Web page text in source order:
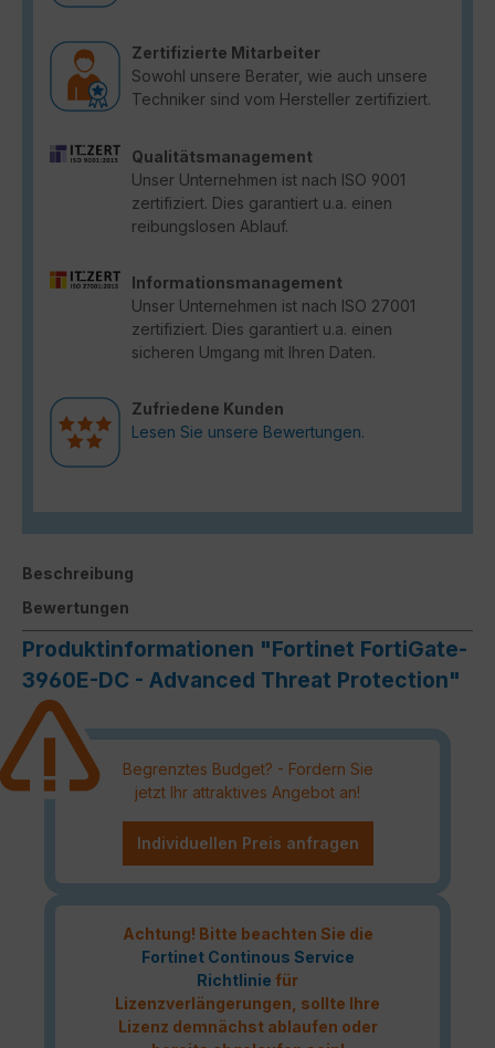
Zertifizierte Mitarbeiter
Sowohl unsere Berater, wie auch unsere
Techniker sind vom Hersteller zertifiziert.
Qualitätsmanagement
Unser Unternehmen ist nach ISO 9001
zertifiziert. Dies garantiert u.a. einen
reibungslosen Ablauf.
Informationsmanagement
Unser Unternehmen ist nach ISO 27001
zertifiziert. Dies garantiert u.a. einen
sicheren Umgang mit Ihren Daten.
Zufriedene Kunden
Lesen Sie unsere Bewertungen.
Beschreibung
Bewertungen
Produktinformationen "Fortinet FortiGate-
3960E-DC - Advanced Threat Protection"
Begrenztes Budget? - Fordern Sie
jetzt Ihr attraktives Angebot an!
Individuellen Preis anfragen
Achtung! Bitte beachten Sie die
Fortinet Continous Service
Richtlinie für
Lizenzverlängerungen, sollte Ihre
Lizenz demnächst ablaufen oder